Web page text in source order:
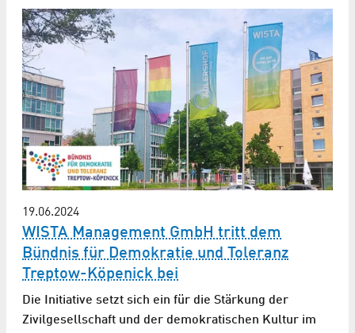
19.06.2024
WISTA Management GmbH tritt dem
Bündnis für Demokratie und Toleranz
Treptow-Köpenick bei
Die Initiative setzt sich ein für die Stärkung der
Zivilgesellschaft und der demokratischen Kultur im